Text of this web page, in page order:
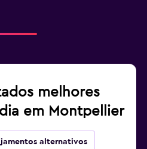
melhores
em Montpellier
alternativos